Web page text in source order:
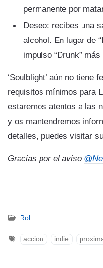
permanente por
Deseo: recibes una
alcohol. En lugar de
impulso “Drunk”
‘Soulblight’ aún no tiene
requisitos mínimos para
estaremos atentos a las
y os mantendremos
detalles, puedes visitar su
Gracias por el aviso
Rol
accion indie